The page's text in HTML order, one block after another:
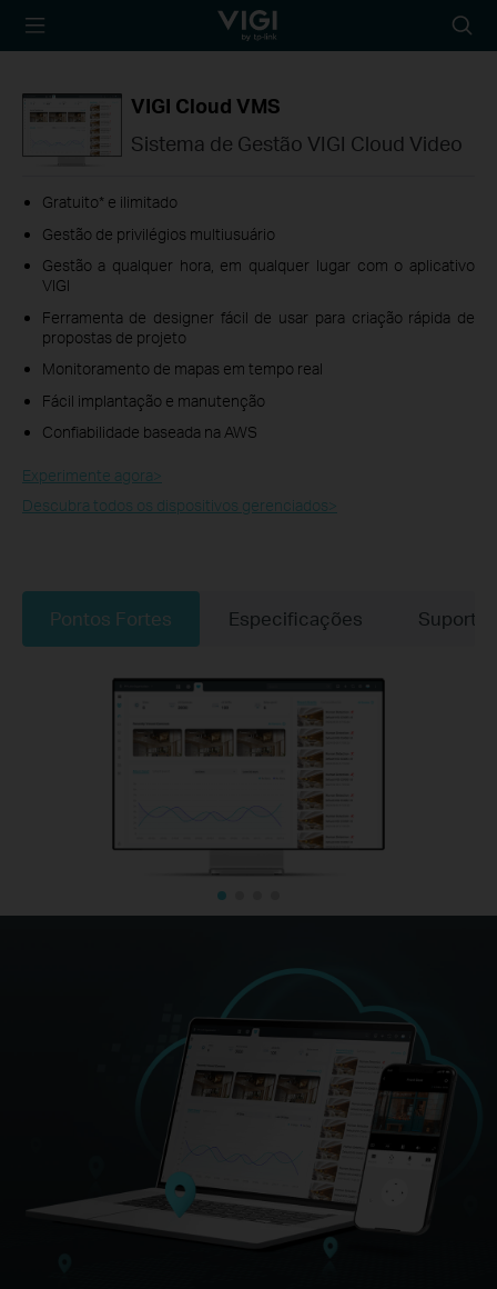
TP-Link, Reliably
icon
VIGI Cloud VMS
Sistema de Gestão VIGI Cloud Video
Gratuito* e ilimitado
Gestão de privilégios multiusuário
Gestão a qualquer hora, em qualquer lugar com o aplicativo
VIGI
Ferramenta de designer fácil de usar para criação rápida de
propostas de projeto
Monitoramento de mapas em tempo real
Fácil implantação e manutenção
Confiabilidade baseada na AWS
Experimente agora>
Descubra todos os dispositivos gerenciados>
Pontos Fortes Especificações Suporte